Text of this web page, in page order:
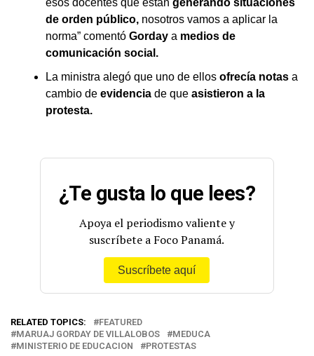
de orden público, nosotros vamos a aplicar la
norma” comentó Gorday a medios de
comunicación social.
La ministra alegó que uno de ellos ofrecía notas a
cambio de evidencia de que asistieron a la
protesta.
¿Te gusta lo que lees?
Apoya el periodismo valiente y
suscríbete a Foco Panamá.
Suscríbete aquí
RELATED TOPICS:
FEATURED
MARUAJ GORDAY DE VILLALOBOS
MEDUCA
MINISTERIO DE EDUCACION
PROTESTAS